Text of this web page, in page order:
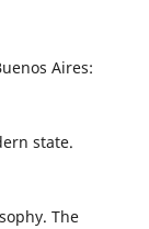
Aires:
state.
The